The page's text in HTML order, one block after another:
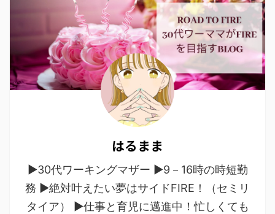
はるまま
▶30代ワーキングマザー ▶9－16時の時短勤
務 ▶絶対叶えたい夢はサイドFIRE！（セミリ
タイア） ▶仕事と育児に邁進中！忙しくても